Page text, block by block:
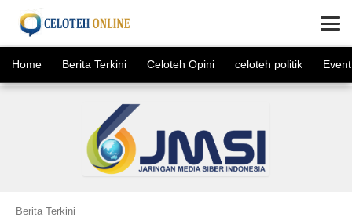
Home Berita Terkini Celoteh Opini celoteh politik Event
Berita Terkini